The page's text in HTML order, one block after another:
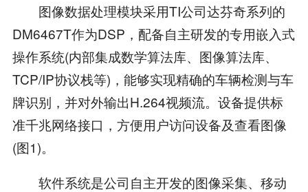
图像数据处理模块采用TI公司达芬奇系列的
DM6467T作为DSP，配备自主研发的专用嵌入式
操作系统(内部集成数学算法库、图像算法库、
TCP/IP协议栈等)，能够实现精确的车辆检测与车
牌识别，并对外输出H.264视频流。设备提供标
准千兆网络接口，方便用户访问设备及查看图像
(图1)。
软件系统是公司自主开发的图像采集、移动